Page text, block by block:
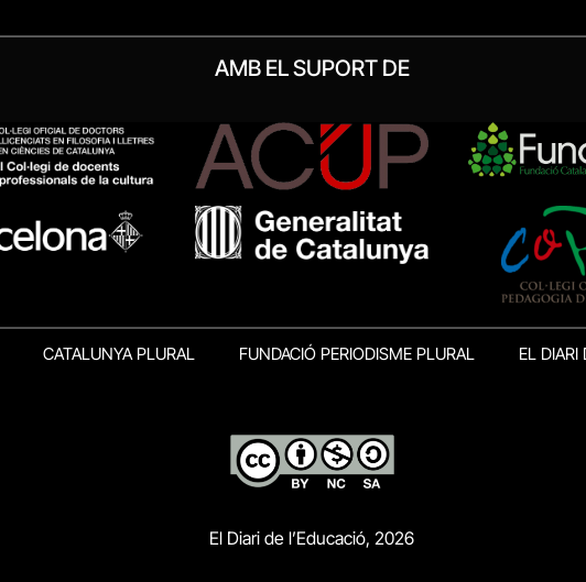
AMB EL SUPORT DE
CATALUNYA PLURAL FUNDACIÓ PERIODISME PLURAL EL DIARI
El Diari de l’Educació, 2026